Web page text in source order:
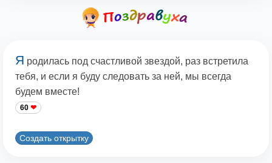
Я родилась под счастливой звездой, раз встретила
тебя, и если я буду следовать за ней, мы всегда
будем вместе!
60
Создать открытку